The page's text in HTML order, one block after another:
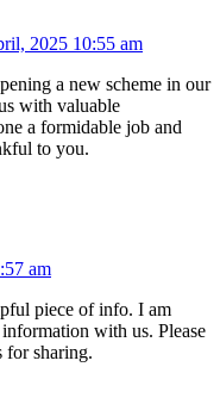
2025 10:55 am
a new scheme in our
with valuable
a formidable job and
to you.
am
piece of info. I am
with us. Please
for sharing.